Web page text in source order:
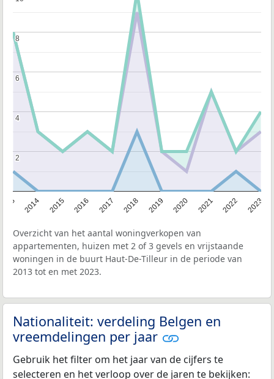
2014 2015 2016 2017 2018 2019 2020 2021 2022 2023
2
2
4
4
6
6
8
8
Overzicht van het aantal woningverkopen van
appartementen, huizen met 2 of 3 gevels en vrijstaande
woningen in de buurt Haut-De-Tilleur in de periode van
2013 tot en met 2023.
Nationaliteit: verdeling Belgen en
vreemdelingen per jaar
Gebruik het filter om het jaar van de cijfers te
selecteren en het verloop over de jaren te bekijken: